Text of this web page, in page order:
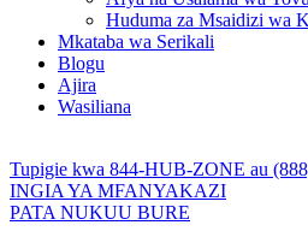
Huduma za Msaidizi wa
Mkataba wa Serikali
Blogu
Ajira
Wasiliana
Tupigie kwa 844-HUB-ZONE au
INGIA YA MFANYAKAZI
PATA NUKUU BURE